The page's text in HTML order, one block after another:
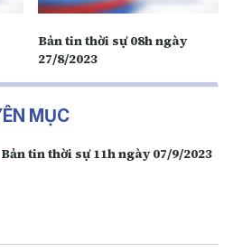
Bản tin thời sự 08h ngày
27/8/2023
MỤC
Bản tin thời sự 11h ngày 07/9/2023